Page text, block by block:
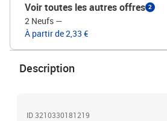
Voir toutes les autres offres 2
2 Neufs —
À partir de 2,33 €
Description
ID 3210330181219